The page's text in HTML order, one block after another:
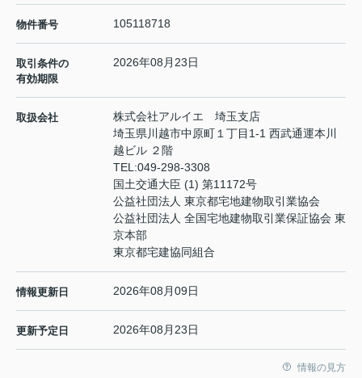
物件番号 105118718
取引条件の
有効期限
2026年08月23日
取扱会社
株式会社アルイエ 埼玉支店
埼玉県川越市中原町１丁目1-1 西武通運本川
越ビル ２階
TEL:049-298-3308
国土交通大臣 (1) 第11172号
公益社団法人 東京都宅地建物取引業協会
公益社団法人 全国宅地建物取引業保証協会 東
京本部
東京都宅建協同組合
情報更新日 2026年08月09日
更新予定日 2026年08月23日
情報の見方